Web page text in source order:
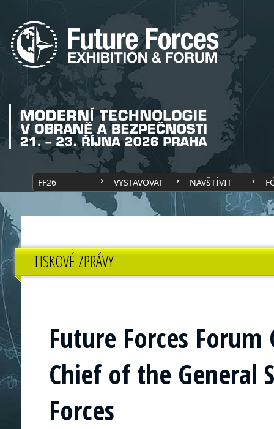
FF26 VYSTAVOVAT NAVŠTÍVIT
TISKOVÉ ZPRÁVY
Future Forces
Chief of the General
Forces